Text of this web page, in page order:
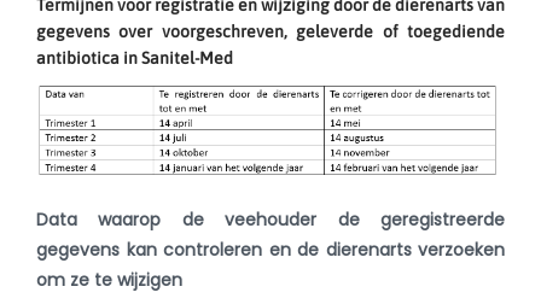
Termijnen voor registratie en wijziging door de dierenarts van
gegevens over voorgeschreven, geleverde of toegediende
antibiotica in Sanitel-Med
Data waarop de veehouder de geregistreerde
gegevens kan controleren en de dierenarts verzoeken
om ze te wijzigen